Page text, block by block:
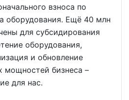
взноса по
оборудования. Ещё 40 млн
для субсидирования
оборудования,
и обновление
мощностей бизнеса –
для нас.